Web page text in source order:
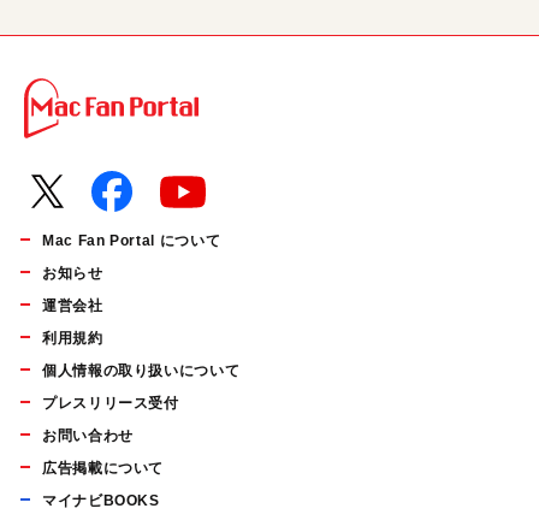
Mac Fan Portal について
お知らせ
運営会社
利用規約
個人情報の取り扱いについて
プレスリリース受付
お問い合わせ
広告掲載について
マイナビBOOKS